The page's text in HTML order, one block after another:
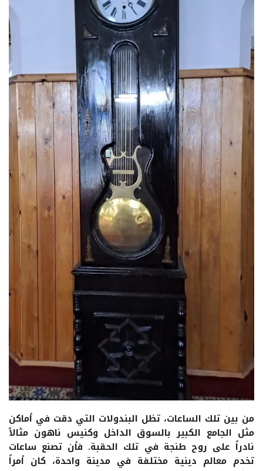
من بين تلك الساعات، تظل البندولات التي دقت في أماكن
مثل الجامع الكبير بالسوق الداخل وكنيس ناهون مثالاً
نادراً على روح طنجة في تلك الحقبة. فأن تصنع ساعات
تخدم معالم دينية مختلفة في مدينة واحدة، كان أمراً